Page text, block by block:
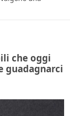
che oggi
guadagnarci